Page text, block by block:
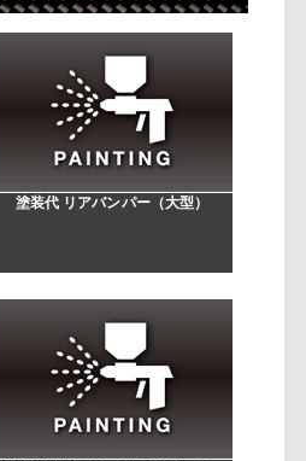
塗装代 リアバンパー（大型）